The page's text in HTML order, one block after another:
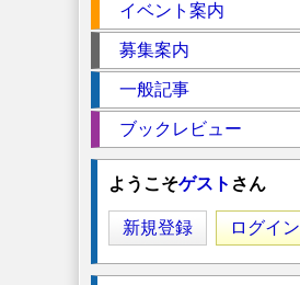
イベント案内
募集案内
一般記事
ブックレビュー
ようこそゲスト さん
新規登録 ログイン